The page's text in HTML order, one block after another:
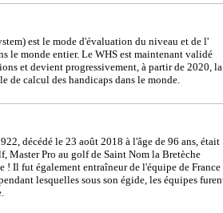
est le mode d'évaluation du niveau et de l'
le monde entier. Le WHS est maintenant validé
et devient progressivement, à partir de 2020, la
de calcul des handicaps dans le monde.
décédé le 23 août 2018 à l'âge de 96 ans, était
Master Pro au golf de Saint Nom la Bretèche
! Il fut également entraîneur de l'équipe de France
lesquelles sous son égide, les équipes